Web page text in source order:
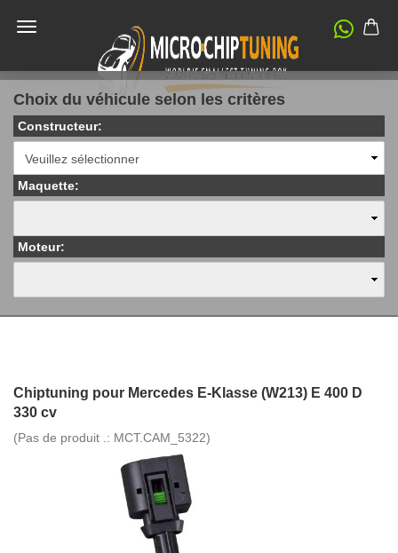
Choix du véhicule selon les critères
Constructeur:
Maquette:
Moteur:
Chiptuning pour Mercedes E-Klasse (W213) E 400 D
330 cv
(Pas de produit .: MCT.CAM_5322)